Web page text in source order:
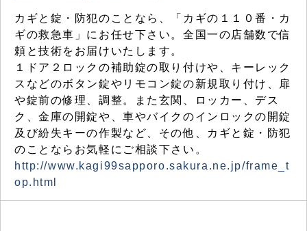
カギと錠・防犯のことなら、「カギの１１０番・カ
ギの救急車」にお任せ下さい。全国一の店舗数で信
頼と技術をお届けいたします。
１ドア２ロックの補助錠の取り付けや、キーレック
スなどのボタン錠やリモコン錠の新規取り付け、扉
や錠前の修理、調整。また玄関、ロッカー、デス
ク、金庫の開錠や、車やバイクのインロックの開錠
及び紛失キーの作製など、その他、カギと錠・防犯
のことならお気軽にご相談下さい。
http://www.kagi99sapporo.sakura.ne.jp/frame_t
op.html